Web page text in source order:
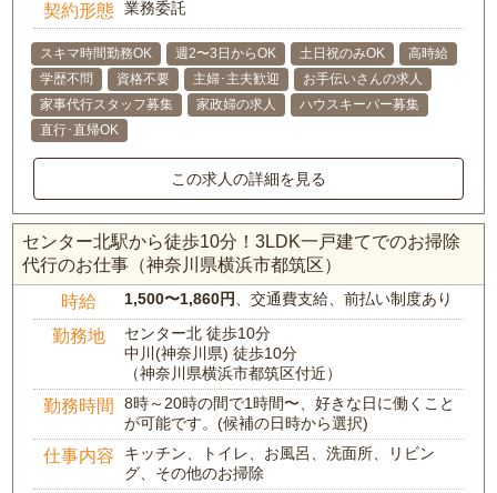
契約形態 業務委託
スキマ時間勤務OK 週2〜3日からOK 土日祝のみOK
高時給
学歴不問
資格不要 主婦･主夫歓迎
お手伝いさんの求人
家事代行スタッフ募集
家政婦の求人
ハウスキーパー募集
直行･直帰OK
この求人の詳細を見る
センター北駅から徒歩10分！3LDK一戸建てでのお掃除
代行のお仕事（神奈川県横浜市都筑区）
時給 1,500〜1,860円 、交通費支給、前払い制度あり
勤務地
センター北 徒歩10分
中川(神奈川県) 徒歩10分
（神奈川県横浜市都筑区付近）
勤務時間
8時～20時の間で1時間〜、好きな日に働くこと
が可能です。(候補の日時から選択)
仕事内容
キッチン、トイレ、お風呂、洗面所、リビン
グ、その他のお掃除